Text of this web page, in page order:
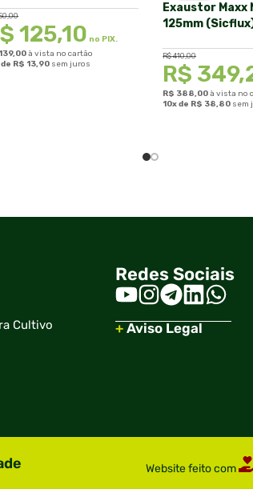
125,10 no PIX.
139,00à vista no cartão
R$ 13,90 sem juros
Exaustor Maxx
125mm
R$410,00
R$
R$ 388,00à vista no
10x de R$ 38,80 sem
Cultivo
Redes Sociais
+ Aviso Legal
Website feito com